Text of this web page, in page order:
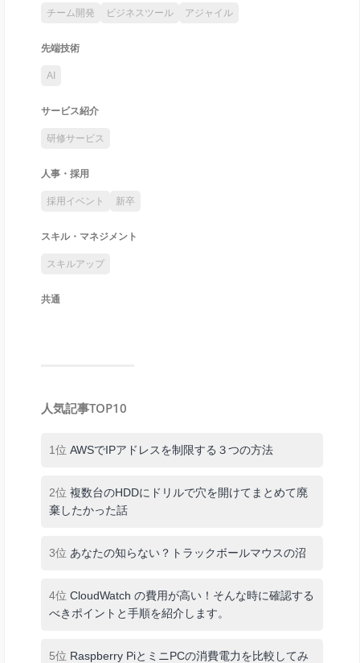
チーム開発 ビジネスツール アジャイル
先端技術
AI
サービス紹介
研修サービス
人事・採用
採用イベント 新卒
スキル・マネジメント
スキルアップ
共通
人気記事TOP10
1位 AWSでIPアドレスを制限する３つの方法
2位 複数台のHDDにドリルで穴を開けてまとめて廃
棄したかった話
3位 あなたの知らない？トラックボールマウスの沼
4位 CloudWatch の費用が高い！そんな時に確認する
べきポイントと手順を紹介します。
5位 Raspberry PiとミニPCの消費電力を比較してみ